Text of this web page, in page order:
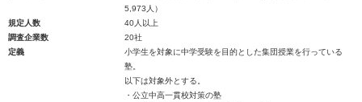
5,973人）
規定人数
40人以上
調査企業数
20社
定義
小学生を対象に中学受験を目的とした集団授業を行っている
塾。
以下は対象外とする。
・公立中高一貫校対策の塾